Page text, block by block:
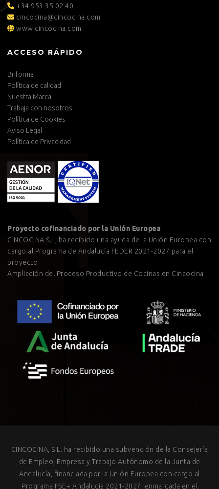
+34 953 35 02 40
cincocina@cincocina.com
www.cincocina.com
ACCESO RÁPIDO
Briforma
Política de calidad
Nuestra Marca
Trabaja con nosotros
Política de Cookies
Aviso Legal
Política de Privacidad
Proyecto cofinanciado por la Unión Europea
CINCOCINA S.L, ha recibido una ayuda de la Unión Europea con
cargo al Programa de Andalucía FEDER 2021-2027 para el
proyecto
Ampliación del Proceso Productivo de Cocinas en Cincocina
CINCOCINA, S.L. ha recibido una subvención de la Consejería
de Empleo, Empresa y Trabajo Autónomo de la Junta de
Andalucía, financiada por la Unión Europea con cargo al
Programa FSE+ Andalucía 2021-2027, enmarcada en el